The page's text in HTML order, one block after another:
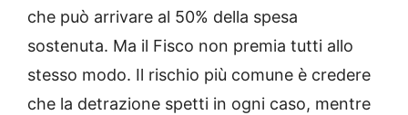
che può arrivare al 50% della spesa
sostenuta. Ma il Fisco non premia tutti allo
stesso modo. Il rischio più comune è credere
che la detrazione spetti in ogni caso, mentre